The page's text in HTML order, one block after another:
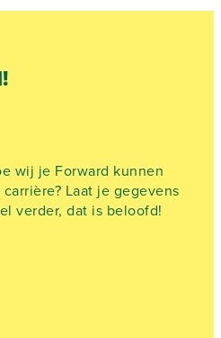
wij je Forward kunnen
Laat je gegevens
verder, dat is beloofd!